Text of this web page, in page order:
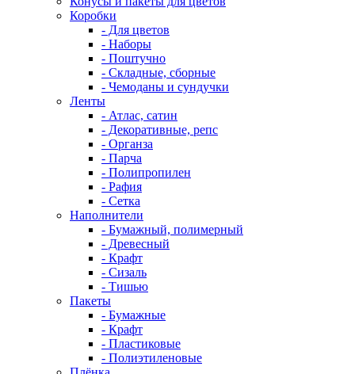
Коробки
- Для цветов
- Наборы
- Поштучно
- Складные, сборные
- Чемоданы и сундучки
Ленты
- Атлас, сатин
- Декоративные, репс
- Органза
- Парча
- Полипропилен
- Рафия
- Сетка
Наполнители
- Бумажный, полимерный
- Древесный
- Крафт
- Сизаль
- Тишью
Пакеты
- Бумажные
- Крафт
- Пластиковые
- Полиэтиленовые